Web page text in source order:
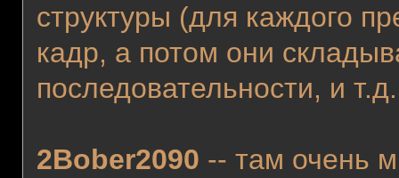
структуры (для каждого
кадр, а потом они
последовательности, и
2Bober2090 -- там очень